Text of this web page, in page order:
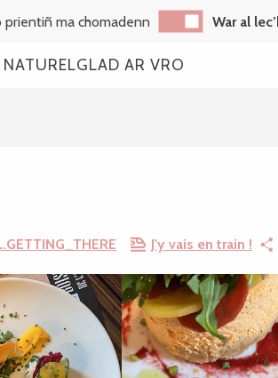
prientiñ ma chomadenn War al
GLAD AR VRO
J'y vais en train !